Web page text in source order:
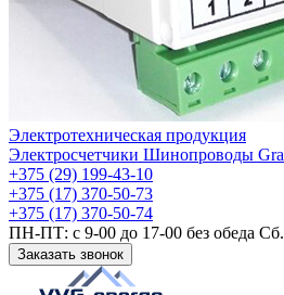
Электротехническая продукция
Электросчетчики Шинопроводы
+375 (29) 199-43-10
+375 (17) 370-50-73
+375 (17) 370-50-74
ПН-ПТ: с 9-00 до 17-00 без обеда
Заказать звонок